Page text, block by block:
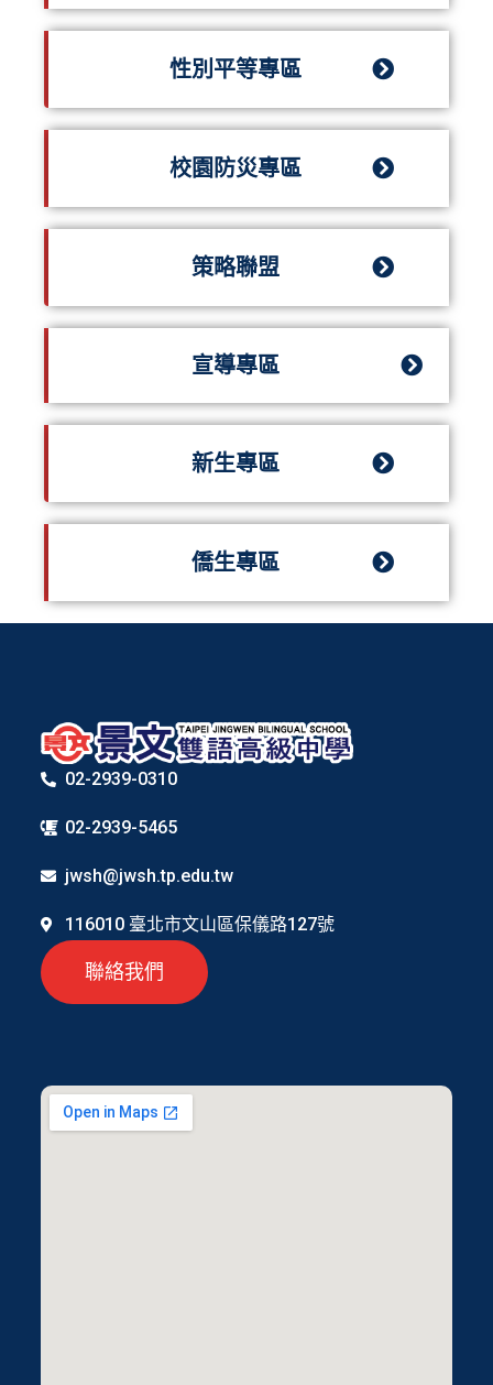
性別平等專區
校園防災專區
策略聯盟
宣導專區
新生專區
僑生專區
02-2939-0310
02-2939-5465
jwsh@jwsh.tp.edu.tw
116010 臺北市文山區保儀路127號
聯絡我們